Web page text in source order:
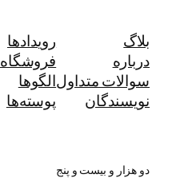
بلاگ
درباره
سوالات متداول
نویسندگان
رویدادها
فروشگاه
الگوها
پوسته‌ها
دو هزار و بیست و پنج